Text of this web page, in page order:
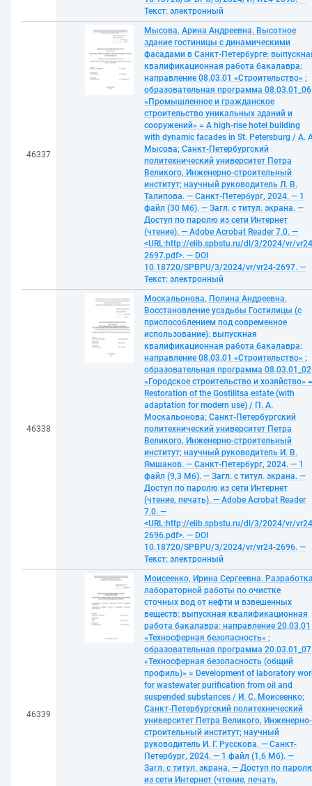
Текст: электронный
46337
Мысова, Арина Андреевна. Высотное
здание гостиницы с динамическими
фасадами в Санкт-Петербурге:
квалификационная работа бакалавра:
направление 08.03.01 «Строительство» ;
образовательная программа 08.03.01_06
«Промышленное и гражданское
строительство уникальных зданий и
сооружений» = A high-rise hotel building
with dynamic facades in St. Petersburg / А.
Мысова; Санкт-Петербургский
политехнический университет Петра
Великого, Инженерно-строительный
институт; научный руководитель Л. В.
Талипова. — Санкт-Петербург, 2024. — 1
файл (30 Мб). — Загл. с титул. экрана. —
Доступ по паролю из сети Интернет
(чтение). — Adobe Acrobat Reader 7.0. —
<URL:http://elib.spbstu.ru/dl/3/2024/vr/
2697.pdf>. — DOI
10.18720/SPBPU/3/2024/vr/vr24-2697. —
Текст: электронный
46338
Москальонова, Полина Андреевна.
Восстановление усадьбы Гостилицы (с
приспособлением под современное
использование): выпускная
квалификационная работа бакалавра:
направление 08.03.01 «Строительство» ;
образовательная программа 08.03.01_02
«Городское строительство и хозяйство» =
Restoration of the Gostilitsa estate (with
adaptation for modern use) / П. А.
Москальонова; Санкт-Петербургский
политехнический университет Петра
Великого, Инженерно-строительный
институт; научный руководитель И. В.
Ямшанов. — Санкт-Петербург, 2024. — 1
файл (9,3 Мб). — Загл. с титул. экрана. —
Доступ по паролю из сети Интернет
(чтение, печать). — Adobe Acrobat Reader
7.0. —
<URL:http://elib.spbstu.ru/dl/3/2024/vr/
2696.pdf>. — DOI
10.18720/SPBPU/3/2024/vr/vr24-2696. —
Текст: электронный
46339
Моисеенко, Ирина Сергеевна.
лабораторной работы по очистке
сточных вод от нефти и взвешенных
веществ: выпускная квалификационная
работа бакалавра: направление 20.03.01
«Техносферная безопасность» ;
образовательная программа 20.03.01_07
«Техносферная безопасность (общий
профиль)» = Development of laboratory
for wastewater purification from oil and
suspended substances / И. С. Моисеенко;
Санкт-Петербургский политехнический
университет Петра Великого, Инженерно-
строительный институт; научный
руководитель И. Г. Русскова. — Санкт-
Петербург, 2024. — 1 файл (1,6 Мб). —
Загл. с титул. экрана. — Доступ по
из сети Интернет (чтение, печать,